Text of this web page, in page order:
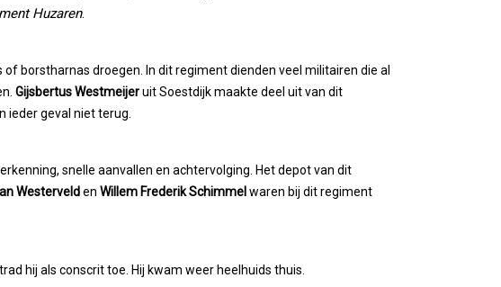
Huzaren.
borstharnas droegen. In dit regiment dienden veel militairen die al
Gijsbertus Westmeijeruit Soestdijk maakte deel uit van dit
ieder geval niet terug.
snelle aanvallen en achtervolging. Het depot van dit
Westervelden Willem Frederik Schimmel waren bij dit regiment
hij als conscrit toe. Hij kwam weer heelhuids thuis.